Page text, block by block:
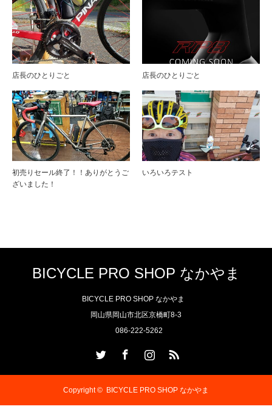
店長のひとりごと 店長のひとりごと
初売りセール終了！！ありがとうご
ざいました！
いろいろテスト
BICYCLE PRO SHOP なかやま
BICYCLE PRO SHOP なかやま
岡山県岡山市北区京橋町8-3
086-222-5262
Copyright © BICYCLE PRO SHOP なかやま